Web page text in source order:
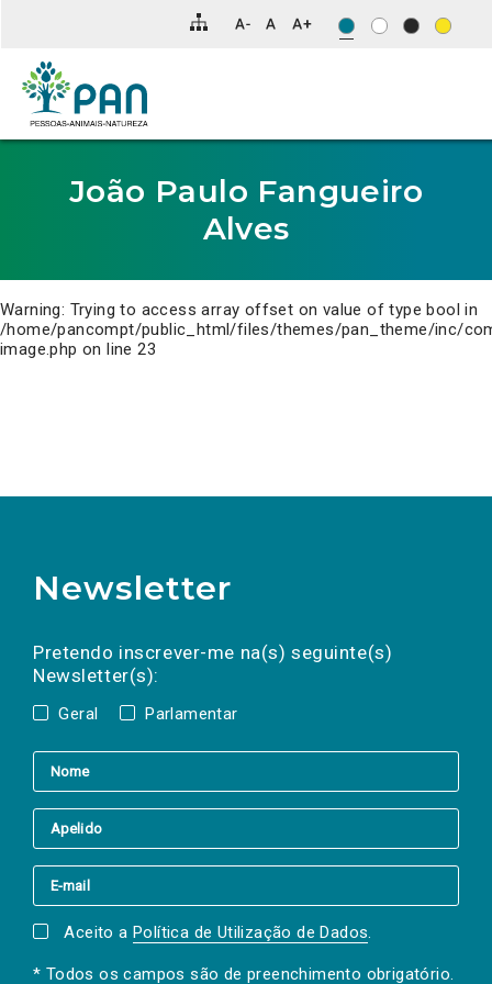
para
conteúdo
principal
da
João Paulo Fangueiro
Alves
Warning: Trying to access array offset on value of type bool in
/home/pancompt/public_html/files/themes/pan_theme/inc/
image.php on line23
Newsletter
Pretendo inscrever-me na(s) seguinte(s)
Newsletter(s):
Geral Parlamentar
a(s) newsletter(s).
mail
Aceito a Política de Utilização de Dados.
* Todos os campos são de preenchimento obrigatório.